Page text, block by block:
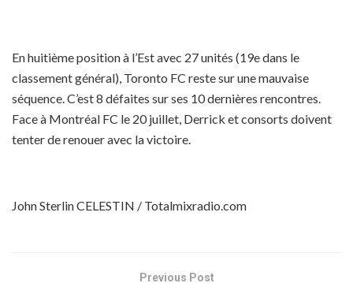
En huitième position à l’Est avec 27 unités (19e dans le
classement général), Toronto FC reste sur une mauvaise
séquence. C’est 8 défaites sur ses 10 dernières rencontres.
Face à Montréal FC le 20 juillet, Derrick et consorts doivent
tenter de renouer avec la victoire.
John Sterlin CELESTIN / Totalmixradio.com
Previous Post